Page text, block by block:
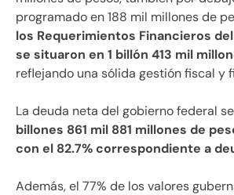
programado en 188 mil millones de
los Requerimientos Financieros
se situaron en 1 billón 413 mil
reflejando una sólida gestión fiscal y
La deuda neta del gobierno federal
billones 861 mil 881 millones de
con el 82.7% correspondiente a
Además, el 77% de los valores